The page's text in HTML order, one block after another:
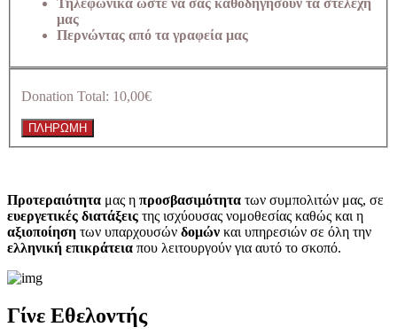
μας
Περνώντας από τα γραφεία μας
Donation Total: 10,00€
Προτεραιότητα μας η προσβασιμότητα των συμπολιτών μας, σε
ευεργετικές διατάξεις της ισχύουσας νομοθεσίας καθώς και η
αξιοποίηση των υπαρχουσών δομών και υπηρεσιών σε όλη την
ελληνική επικράτεια που λειτουργούν για αυτό το σκοπό.​
Γίνε Εθελοντής